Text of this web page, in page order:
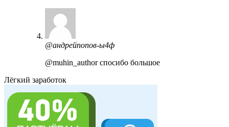
@андрейпопов-ы4ф
@muhin_author спосибо большое
Лёгкий заработок